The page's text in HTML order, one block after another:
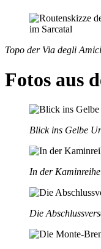
Topo der Via degli
Fotos aus
Blick ins Gelbe
In der Kaminreihe
Die